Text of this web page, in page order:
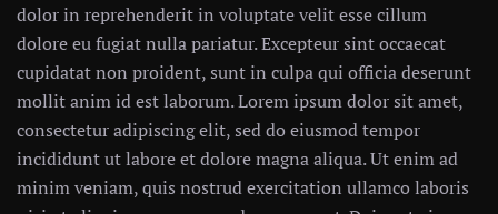
dolor in reprehenderit in voluptate velit esse cillum
dolore eu fugiat nulla pariatur. Excepteur sint occaecat
cupidatat non proident, sunt in culpa qui officia deserunt
mollit anim id est laborum. Lorem ipsum dolor sit amet,
consectetur adipiscing elit, sed do eiusmod tempor
incididunt ut labore et dolore magna aliqua. Ut enim ad
minim veniam, quis nostrud exercitation ullamco laboris